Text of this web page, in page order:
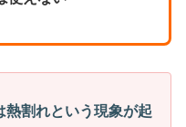
割れという現象が起